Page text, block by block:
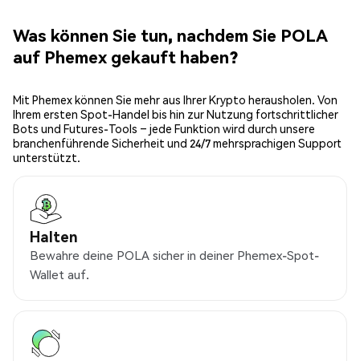
Was können Sie tun, nachdem Sie POLA
auf Phemex gekauft haben?
Mit Phemex können Sie mehr aus Ihrer Krypto herausholen. Von
Ihrem ersten Spot-Handel bis hin zur Nutzung fortschrittlicher
Bots und Futures-Tools – jede Funktion wird durch unsere
branchenführende Sicherheit und 24/7 mehrsprachigen Support
unterstützt.
Halten
Bewahre deine POLA sicher in deiner Phemex-Spot-
Wallet auf.